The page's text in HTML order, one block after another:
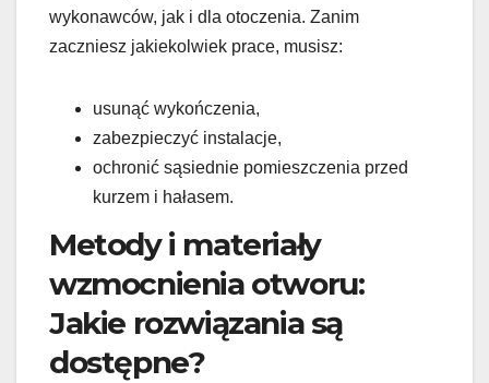
wykonawców, jak i dla otoczenia. Zanim
zaczniesz jakiekolwiek prace, musisz:
usunąć wykończenia,
zabezpieczyć instalacje,
ochronić sąsiednie pomieszczenia przed
kurzem i hałasem.
Metody i materiały
wzmocnienia otworu:
Jakie rozwiązania są
dostępne?